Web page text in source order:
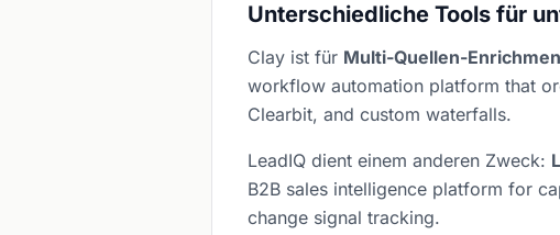
Unterschiedliche Tools für
Clay ist für Multi-Quellen-
workflow automation platform that
Clearbit, and custom waterfalls.
LeadIQ dient einem anderen Zweck:
B2B sales intelligence platform for
change signal tracking.